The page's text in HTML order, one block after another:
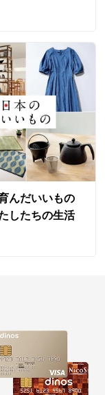
んだいいもの
したちの生活